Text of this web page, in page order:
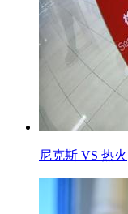
尼克斯 VS 热火